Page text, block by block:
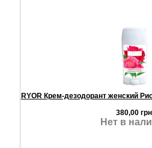
RYOR Крем-дезодорант женский
380,00
Нет в